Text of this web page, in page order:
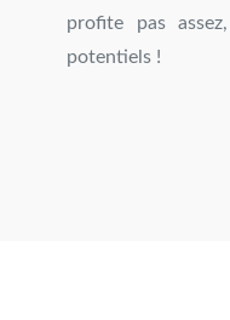
profite pas
potentiels !